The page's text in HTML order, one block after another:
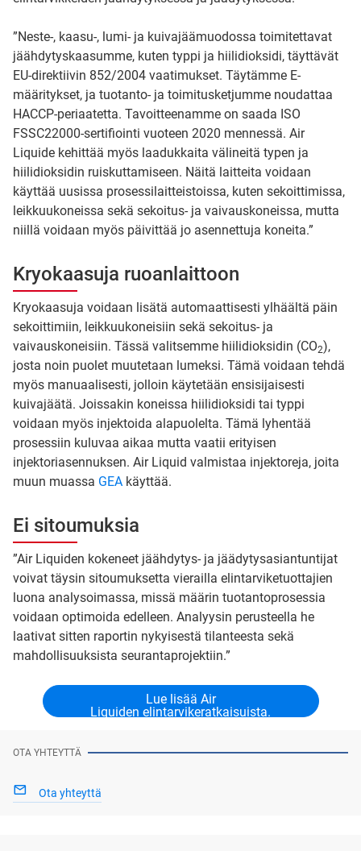
”Neste-, kaasu-, lumi- ja kuivajäämuodossa toimitettavat
jäähdytyskaasumme, kuten typpi ja hiilidioksidi, täyttävät
EU-direktiivin 852/2004 vaatimukset. Täytämme E-
määritykset, ja tuotanto- ja toimitusketjumme noudattaa
HACCP-periaatetta. Tavoitteenamme on saada ISO
FSSC22000-sertifiointi vuoteen 2020 mennessä. Air
Liquide kehittää myös laadukkaita välineitä typen ja
hiilidioksidin ruiskuttamiseen. Näitä laitteita voidaan
käyttää uusissa prosessilaitteistoissa, kuten sekoittimissa,
leikkuukoneissa sekä sekoitus- ja vaivauskoneissa, mutta
niillä voidaan myös päivittää jo asennettuja koneita.”
Kryokaasuja ruoanlaittoon
Kryokaasuja voidaan lisätä automaattisesti ylhäältä päin
sekoittimiin, leikkuukoneisiin sekä sekoitus- ja
vaivauskoneisiin. Tässä valitsemme hiilidioksidin (CO2),
josta noin puolet muutetaan lumeksi. Tämä voidaan tehdä
myös manuaalisesti, jolloin käytetään ensisijaisesti
kuivajäätä. Joissakin koneissa hiilidioksidi tai typpi
voidaan myös injektoida alapuolelta. Tämä lyhentää
prosessiin kuluvaa aikaa mutta vaatii erityisen
injektoriasennuksen. Air Liquid valmistaa injektoreja, joita
muun muassa GEA käyttää.
Ei sitoumuksia
”Air Liquiden kokeneet jäähdytys- ja jäädytysasiantuntijat
voivat täysin sitoumuksetta vierailla elintarviketuottajien
luona analysoimassa, missä määrin tuotantoprosessia
voidaan optimoida edelleen. Analyysin perusteella he
laativat sitten raportin nykyisestä tilanteesta sekä
mahdollisuuksista seurantaprojektiin.”
Lue lisää Air
Liquiden elintarvikeratkaisuista.
OTA YHTEYTTÄ
Ota yhteyttä